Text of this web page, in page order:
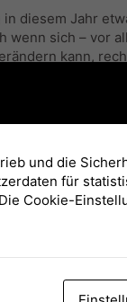
diesem Jahr
sich – vor
kann,
hinter der
und die
für
Cookie-